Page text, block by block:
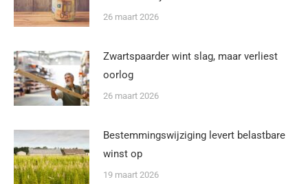
26 maart 2026
Zwartspaarder wint slag, maar verliest
oorlog
26 maart 2026
Bestemmingswijziging levert belastbare
winst op
19 maart 2026